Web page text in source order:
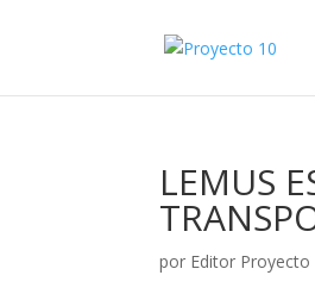
LEMUS
por Editor Proyecto